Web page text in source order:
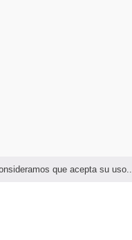
que acepta su uso..